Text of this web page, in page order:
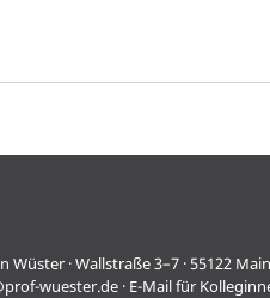
· Wallstraße 3–7 · 55122
wuester.de · E-Mail für